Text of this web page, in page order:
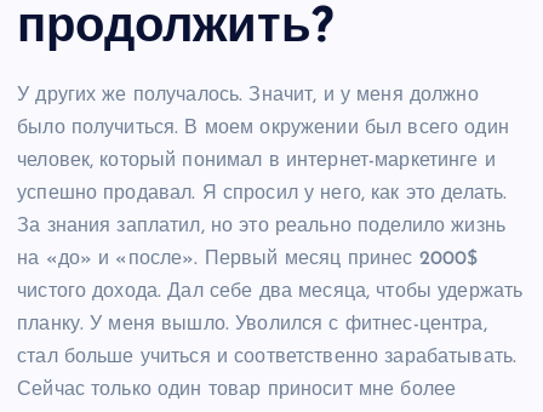
продолжить?
У других же получалось. Значит, и у меня должно
было получиться. В моем окружении был всего один
человек, который понимал в интернет-маркетинге и
успешно продавал. Я спросил у него, как это делать.
За знания заплатил, но это реально поделило жизнь
на «до» и «после». Первый месяц принес 2000$
чистого дохода. Дал себе два месяца, чтобы удержать
планку. У меня вышло. Уволился с фитнес-центра,
стал больше учиться и соответственно зарабатывать.
Сейчас только один товар приносит мне более